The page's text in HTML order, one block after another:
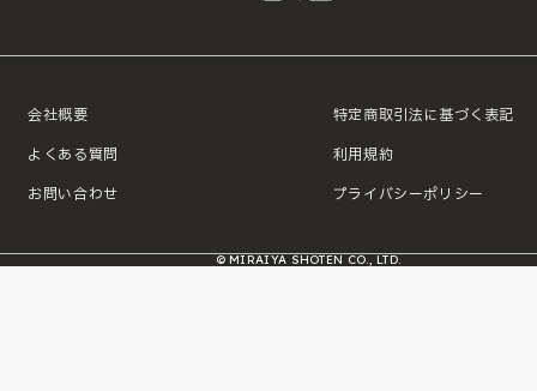
会社概要
よくある質問
お問い合わせ
特定商取引法に基づく表記
利用規約
プライバシーポリシー
© MIRAIYA SHOTEN CO., LTD.